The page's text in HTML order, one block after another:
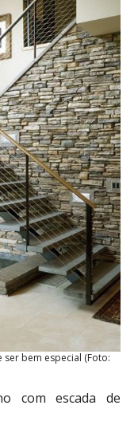
bem especial (Foto:
com escada de